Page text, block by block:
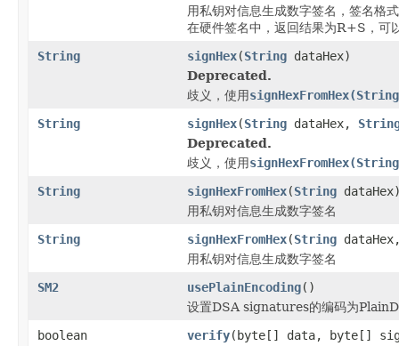
用私钥对信息生成数字签名，签名格
在硬件签名中，返回结果为R+S，可
String
signHex(String dataHex)
Deprecated.
歧义，使用
String
signHex(String dataHex,
Deprecated.
歧义，使用
String
signHexFromHex(String
用私钥对信息生成数字签名
String
signHexFromHex(String
用私钥对信息生成数字签名
SM2
usePlainEncoding()
设置DSA signatures的编码为
boolean
verify(byte[] data, byte[]